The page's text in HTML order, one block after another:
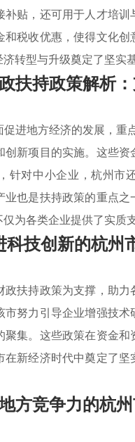
贴，还可用于人才培
税收优惠，使得文化
转型与升级奠定了坚实
扶持政策解析
进地方经济的发展，重
新项目的实施。这些
针对中小企业，杭州市
也是扶持政策的重点
为各类企业提供了实
科技创新的杭州
扶持政策为支撑，助
努力引导企业增强技
集。这些政策在资金
在新经济时代中奠定了
方竞争力的杭